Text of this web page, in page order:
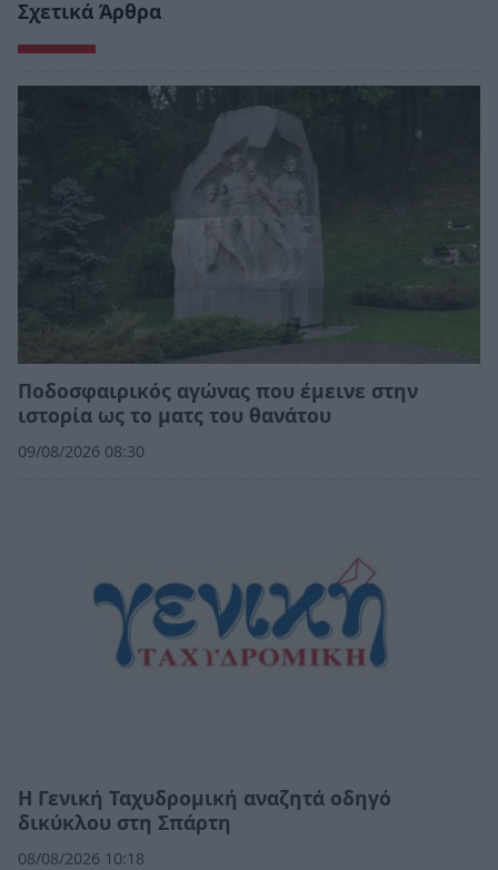
Σχετικά Άρθρα
Ποδοσφαιρικός αγώνας που έμεινε στην
ιστορία ως το ματς του θανάτου
09/08/2026 08:30
Η Γενική Ταχυδρομική αναζητά οδηγό
δικύκλου στη Σπάρτη
08/08/2026 10:18